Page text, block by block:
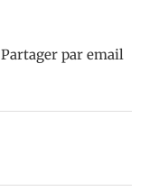
Partager par email